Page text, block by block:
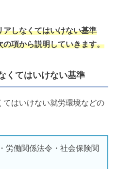
しなくてはいけない基準
項から説明していきます。
くてはいけない基準
てはいけない就労環境などの
労働関係法令・社会保険関